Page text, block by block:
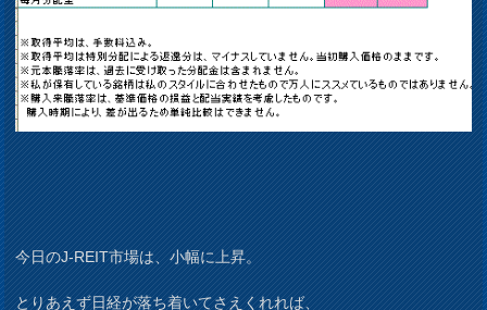
今日のJ-REIT市場は、小幅に上昇。
とりあえず日経が落ち着いてさえくれれば、